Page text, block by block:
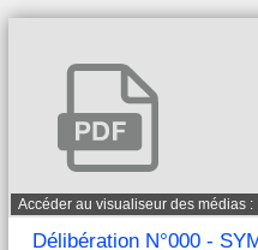
Accéder au visualiseur des médias :
Délibération N°000 -